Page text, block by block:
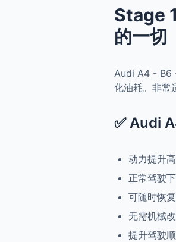
Stage
的一切
Audi A4 - B6
化油耗。非常
✅ Audi
动力提升
正常驾驶
可随时恢
无需机械
提升驾驶